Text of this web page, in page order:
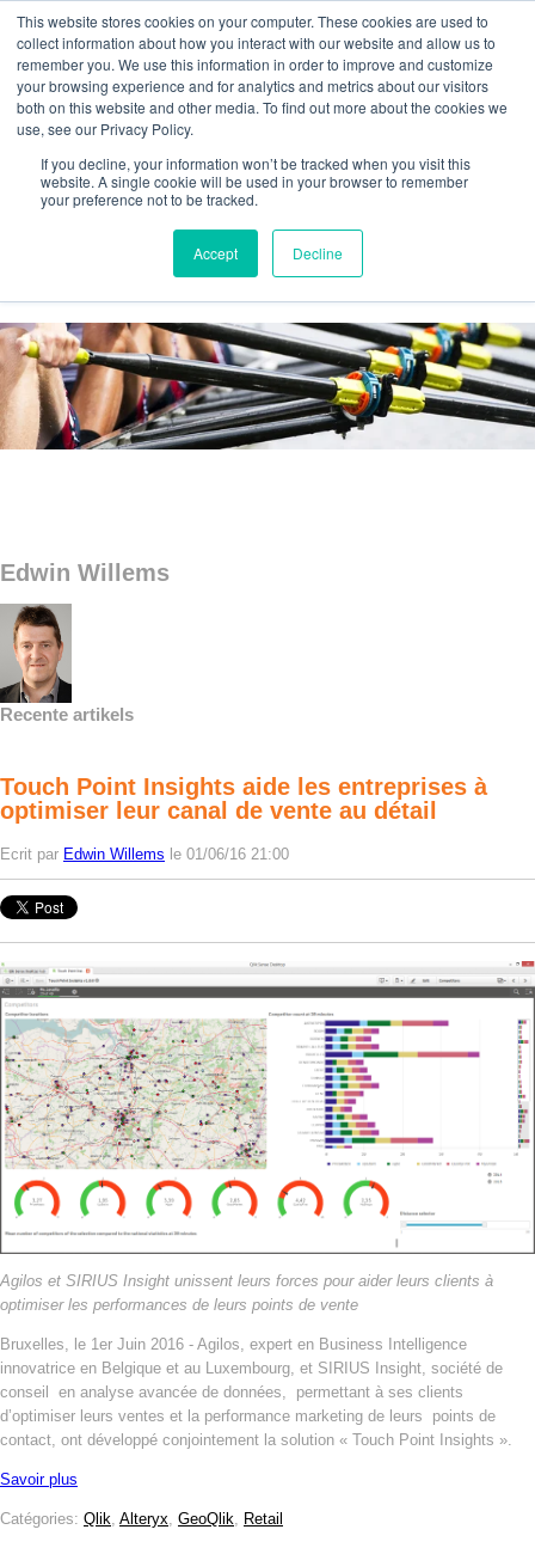
This website stores cookies on your computer. These cookies are used to
collect information about how you interact with our website and allow us to
remember you. We use this information in order to improve and customize
your browsing experience and for analytics and metrics about our visitors
both on this website and other media. To find out more about the cookies we
use, see our Privacy Policy.
If you decline, your information won’t be tracked when you visit this
website. A single cookie will be used in your browser to remember
your preference not to be tracked.
Accept Decline
Agilos business blog
Edwin Willems
Recente artikels
Touch Point Insights aide les entreprises à
optimiser leur canal de vente au détail
Ecrit par Edwin Willems le 01/06/16 21:00
Agilos et SIRIUS Insight unissent leurs forces pour aider leurs clients à
optimiser les performances de leurs points de vente
Bruxelles, le 1er Juin 2016 - Agilos, expert en Business Intelligence
innovatrice en Belgique et au Luxembourg, et SIRIUS Insight, société de
conseil en analyse avancée de données, permettant à ses clients
d’optimiser leurs ventes et la performance marketing de leurs points de
contact, ont développé conjointement la solution « Touch Point Insights ».
Savoir plus
Catégories: Qlik Alteryx GeoQlik Retail